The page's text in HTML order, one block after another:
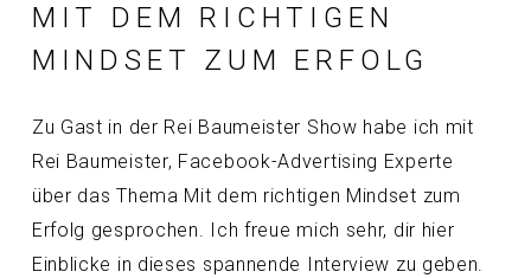
MIT DEM RICHTIGEN
MINDSET ZUM ERFOLG
Zu Gast in der Rei Baumeister Show habe ich mit
Rei Baumeister, Facebook-Advertising Experte
über das Thema Mit dem richtigen Mindset zum
Erfolg gesprochen. Ich freue mich sehr, dir hier
Einblicke in dieses spannende Interview zu geben.